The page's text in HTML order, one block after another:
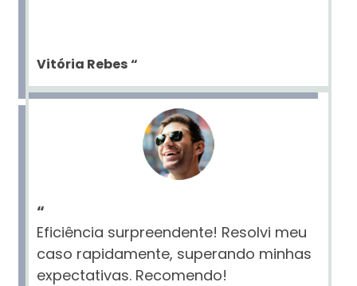
Vitória Rebes“
“
Eficiência surpreendente! Resolvi meu
caso rapidamente, superando minhas
expectativas. Recomendo!